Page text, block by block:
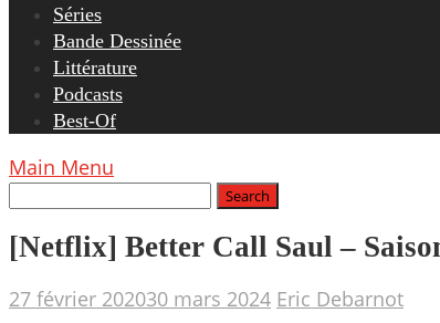
Séries
Bande Dessinée
Littérature
Podcasts
Best-Of
Main Menu
[Netflix] Better Call Saul –
27 février 202030 mars 2024 Eric Debarnot